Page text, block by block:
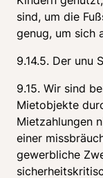
sind, um die
genug, um sich
9.14.5. Der unu
9.15. Wir sind
Mietobjekte
Mietzahlungen
einer
gewerbliche